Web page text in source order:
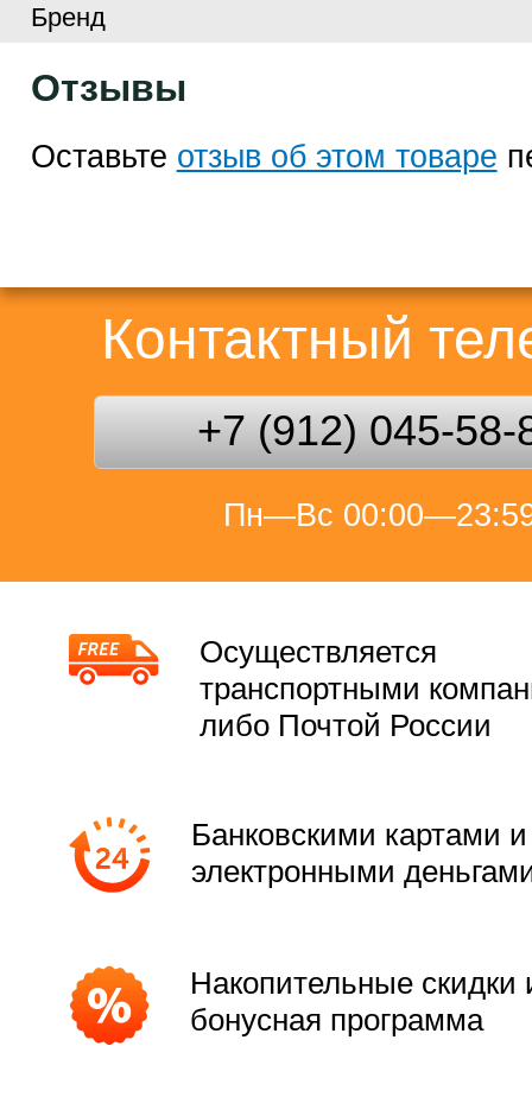
Бренд
Отзывы
Оставьте отзыв об этом товаре
Контактный
+7 (912) 045-58-
Пн—Вс
Осуществляется
транспортными
либо Почтой России
Банковскими картами и
электронными
Накопительные скидки
бонусная программа